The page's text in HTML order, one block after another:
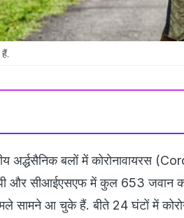
अर्द्धसैनिक बलों में कोरोनावायरस
और सीआईएसएफ में कुल 653 जवान
सामने आ चुके हैं. बीते 24 घंटों में